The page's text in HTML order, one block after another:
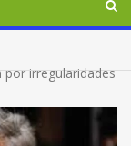
por irregularidades